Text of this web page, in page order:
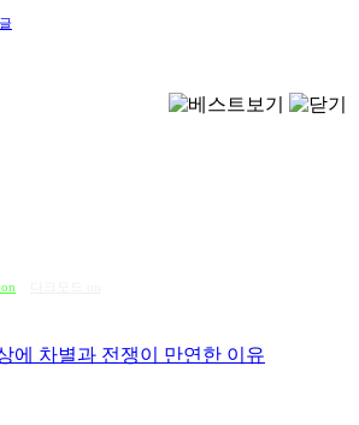
에 차별과 전쟁이 만연한 이유